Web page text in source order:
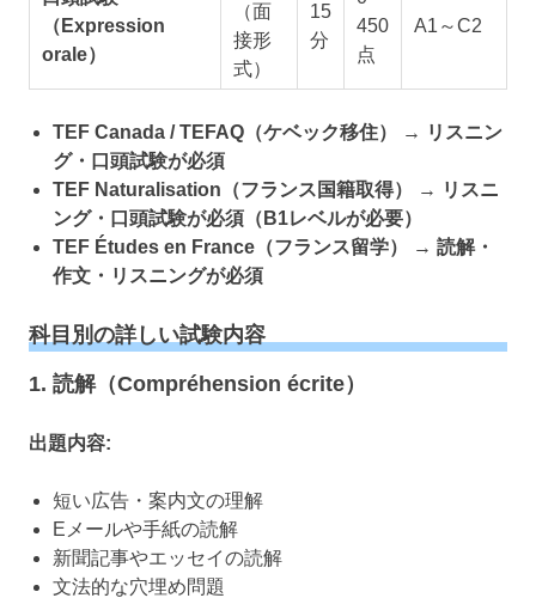
（Expression
orale）
（面
接形
式）
15
分
450
点
A1～C2
TEF Canada / TEFAQ（ケベック移住） → リスニン
グ・口頭試験が必須
TEF Naturalisation（フランス国籍取得）
→ リスニ
ング・口頭試験が必須（B1レベルが必要）
TEF Études en France（フランス留学）
→ 読解・
作文・リスニングが必須
科目別の詳しい試験内容
1. 読解（Compréhension écrite）
出題内容:
短い広告・案内文の理解
Eメールや手紙の読解
新聞記事やエッセイの読解
文法的な穴埋め問題